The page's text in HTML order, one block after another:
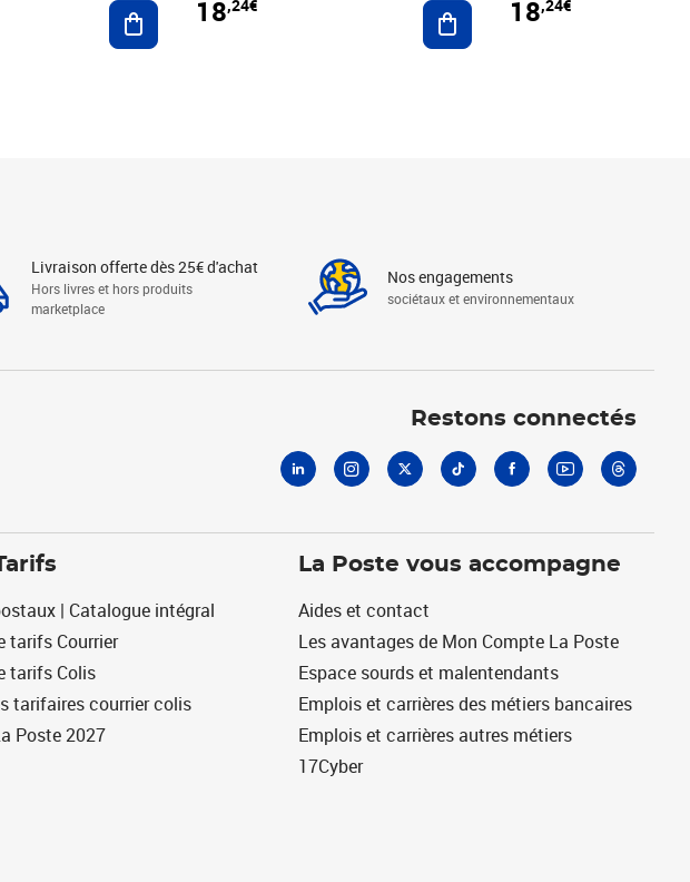
Ajouter au panier
18,24€ Ajouter au panier
18,24€
Livraison offerte dès 25€ d'achat
Hors livres et hors produits
marketplace
Nos engagements
sociétaux et environnementaux
Restons connectés
| Catalogue intégral
tarifs Courrier
tarifs Colis
tarifaires courrier colis
Poste 2027
La Poste vous accompagne
Aides et contact
Les avantages de Mon Compte La Poste
Espace sourds et malentendants
Emplois et carrières des métiers bancaires
Emplois et carrières autres métiers
17Cyber